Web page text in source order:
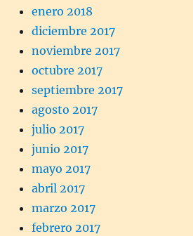
enero 2018
diciembre 2017
noviembre 2017
octubre 2017
septiembre 2017
agosto 2017
julio 2017
junio 2017
mayo 2017
abril 2017
marzo 2017
febrero 2017